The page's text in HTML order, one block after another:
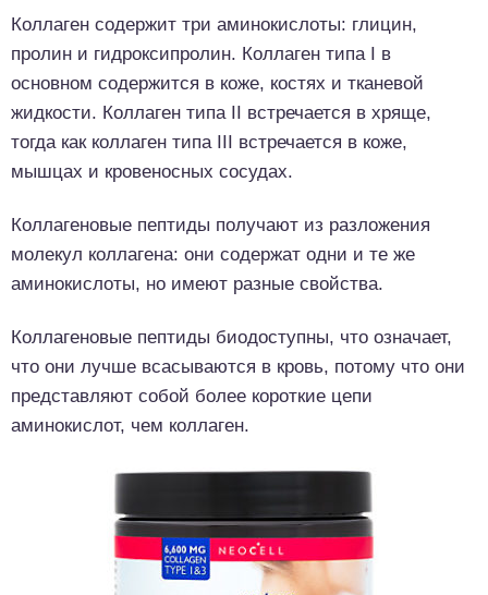
Коллаген содержит три аминокислоты: глицин,
пролин и гидроксипролин. Коллаген типа I в
основном содержится в коже, костях и тканевой
жидкости. Коллаген типа II встречается в хряще,
тогда как коллаген типа III встречается в коже,
мышцах и кровеносных сосудах.
Коллагеновые пептиды получают из разложения
молекул коллагена: они содержат одни и те же
аминокислоты, но имеют разные свойства.
Коллагеновые пептиды биодоступны, что означает,
что они лучше всасываются в кровь, потому что они
представляют собой более короткие цепи
аминокислот, чем коллаген.